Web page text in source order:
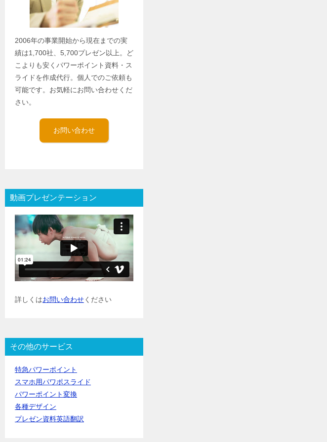
2006年の事業開始から現在までの実
績は1,700社、5,700プレゼン以上。ど
こよりも安くパワーポイント資料・ス
ライドを作成代行。個人でのご依頼も
可能です。お気軽にお問い合わせくだ
さい。
お問い合わせ
動画プレゼンテーション
詳しくはお問い合わせください
その他のサービス
特急パワーポイント
スマホ用パワポスライド
パワーポイント変換
各種デザイン
プレゼン資料英語翻訳